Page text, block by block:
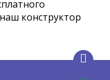
конструктор